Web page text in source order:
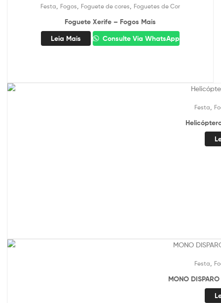
Festa Fogos Foguete de cores Foguetes de Cor
Foguete Xerife – Fogos Mais
Leia Mais
Consulte Via WhatsApp
Festa
Festa
MONO